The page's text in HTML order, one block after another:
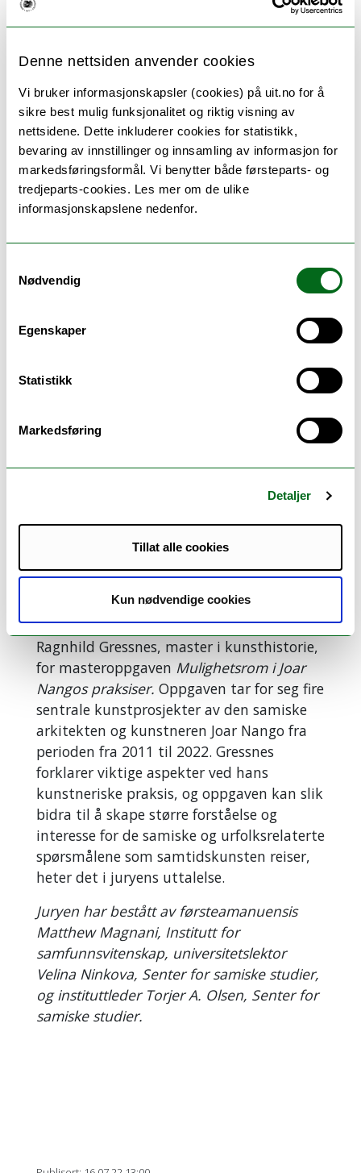
Denne nettsiden anvender cookies
Vi bruker informasjonskapsler (cookies) på uit.no for å
sikre best mulig funksjonalitet og riktig visning av
nettsidene. Dette inkluderer cookies for statistikk,
bevaring av innstillinger og innsamling av informasjon for
markedsføringsformål. Vi benytter både førsteparts- og
tredjeparts-cookies. Les mer om de ulike
informasjonskapslene nedenfor.
Nødvendig
Egenskaper
Statistikk
Markedsføring
Detaljer
Tillat alle cookies
Kun nødvendige cookies
overordna målsettinga med å dekolonisere
og indigenisere opplæringa».»
Tradisjonelle lærebøker passer
ikke
Begge oppgavene bygger på empiri som er
samlet inn på steder i Nord-Norge med
nærhet til kommuner innenfor
forvaltningsområdet for samiske språk.
ikke passer, fordi de ikke går i dybden på
tematikken. Lærerne i Bewalitz’ studie har
undervisningspraksis der de bruker ulike
tematikk. Elevene i Fosslis studie
samiske tema, men etterspør samtidig en
undervisningspraksis som skaper mulighet
til dybdelæring. Samlet sett viser Bewalitz
praksis og hvordan elevene oppfatter
undervisninga.
Rosende omtale for
kunsthistorie
Juryen gir ellers rosende omtale til
Ragnhild Gressnes, master i kunsthistorie,
for masteroppgaven Mulighetsrom i Joar
Nangos praksiser. Oppgaven tar for seg fire
sentrale kunstprosjekter av den samiske
arkitekten og kunstneren Joar Nango fra
perioden fra 2011 til 2022. Gressnes
forklarer viktige aspekter ved hans
kunstneriske praksis, og oppgaven kan slik
bidra til å skape større forståelse og
interesse for de samiske og urfolksrelaterte
spørsmålene som samtidskunsten reiser,
heter det i juryens uttalelse.
Juryen har bestått av førsteamanuensis
Matthew Magnani, Institutt for
samfunnsvitenskap, universitetslektor
Velina Ninkova, Senter for samiske studier,
og instituttleder Torjer A. Olsen, Senter for
samiske studier.